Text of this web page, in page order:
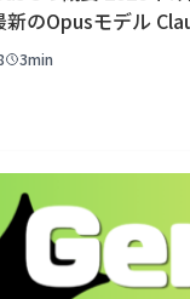
新のOpusモデル
AI企業Anthropic（
3min